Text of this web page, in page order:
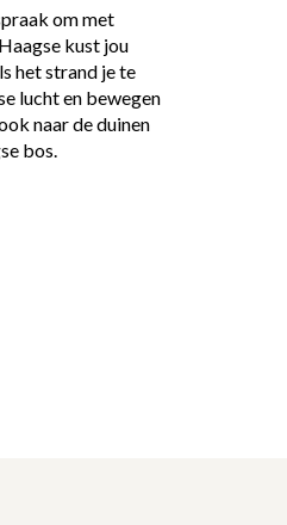
om met
kust jou
het strand je te
lucht en bewegen
naar de duinen
bos.